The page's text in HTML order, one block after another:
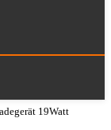
19Watt